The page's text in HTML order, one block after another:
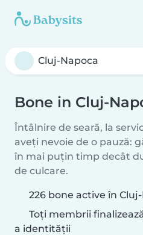
Bone in Cluj-
Întâlnire de seară, la
aveți nevoie de o pauză:
în mai puțin timp decât
de culcare.
226 bone active în
Toți membrii
a identității